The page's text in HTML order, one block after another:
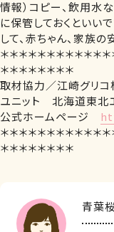
情報）コピー、飲用水
に保管しておくといい
して、赤ちゃん、家族の
＊＊＊＊＊＊＊＊＊＊＊
＊＊＊＊＊＊＊＊
取材協力／江崎グ
ユニット 北海道東北
公式ホームページ
＊＊＊＊＊＊＊＊＊＊＊
＊＊＊＊＊＊＊＊
青葉桜